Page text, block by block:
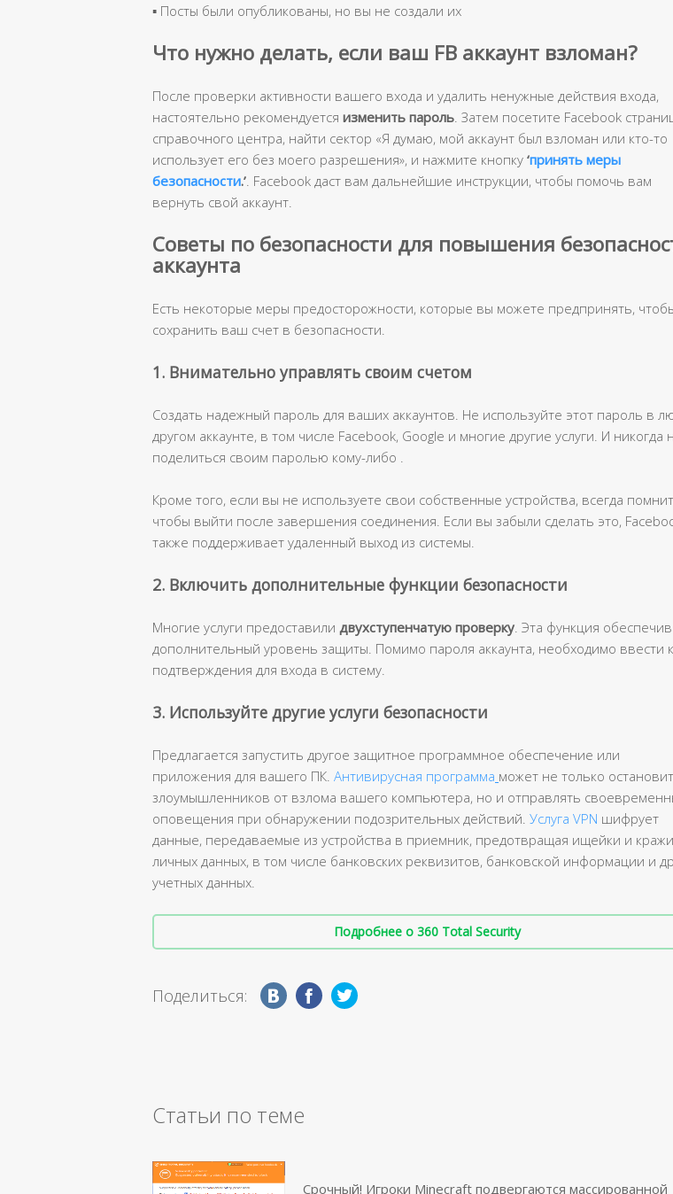
▪ Посты были опубликованы, но вы не создали их
Что нужно делать, если ваш FB аккаунт взломан?
После проверки активности вашего входа и удалить ненужные действия входа,
настоятельно рекомендуется изменить пароль. Затем посетите Facebook
справочного центра, найти сектор «Я думаю, мой аккаунт был взломан или кто-то
использует его без моего разрешения», и нажмите кнопку ‘принять меры
безопасности.’. Facebook даст вам дальнейшие инструкции, чтобы помочь вам
вернуть свой аккаунт.
Советы по безопасности для повышения
аккаунта
Есть некоторые меры предосторожности, которые вы можете предпринять,
сохранить ваш счет в безопасности.
1. Внимательно управлять своим счетом
Создать надежный пароль для ваших аккаунтов. Не используйте этот пароль в
другом аккаунте, в том числе Facebook, Google и многие другие услуги. И никогда
поделиться своим паролью кому-либо .
Кроме того, если вы не используете свои собственные устройства, всегда
чтобы выйти после завершения соединения. Если вы забыли сделать это,
также поддерживает удаленный выход из системы.
2. Включить дополнительные функции безопасности
Многие услуги предоставили двухступенчатую проверку. Эта функция
дополнительный уровень защиты. Помимо пароля аккаунта, необходимо ввести
подтверждения для входа в систему.
3. Используйте другие услуги безопасности
Предлагается запустить другое защитное программное обеспечение или
приложения для вашего ПК. Антивирусная программа может не только
злоумышленников от взлома вашего компьютера, но и отправлять
оповещения при обнаружении подозрительных действий. Услуга VPN шифрует
данные, передаваемые из устройства в приемник, предотвращая ищейки и кражи
личных данных, в том числе банковских реквизитов, банковской информации и
учетных данных.
Подробнее о 360 Total Security
Поделиться:
Статьи по теме
Срочный! Игроки Minecraft подвергаются массированной